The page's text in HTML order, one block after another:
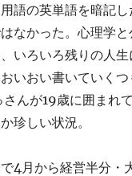
語の英単語を暗記
なかった。心理学
いろいろ残りの人
いおい書いていくつ
んが19歳に囲まれ
珍しい状況。
4月から経営半分・